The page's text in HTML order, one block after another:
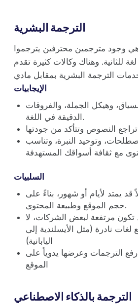
الترجمة البشرية
هي وجود مترجمين محترفين يترجموا
للثانية. وهناك وكالات كثيرة تقدم
الإيجابيات
وهيكل الجملة، والفروقات
الدقيقة في اللغة.
وتوحيد النبرة، وتناسب
السلبيات
قد يمتد لأيام أو شهور، بناءً على
حجم الموقع وطبيعة المحتوى.
تكون مرتفعة لبعض الشركات، لا
لغات نادرة (مثل الأيسلندية إلى
اليابانية)
الترجمات وعرضها يدوياً على
الموقع
الترجمة بالذكاء الاصطناعي